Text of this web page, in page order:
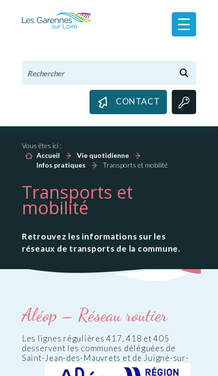
CONTACT
Vous êtes ici :
Accueil
Vie quotidienne
Infos pratiques
Transports et mobilité
Transports et
mobilité
Retrouvez les informations sur les
réseaux de transports de la commune.
Aléop – Réseau routier
Les lignes régulières 417, 418 et 405
desservent les communes déléguées de
Saint-Jean-des-Mauvrets et de Juigné-sur-